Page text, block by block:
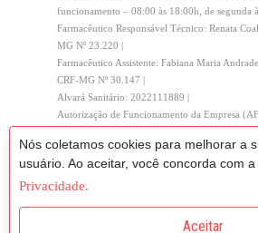
funcionamento – 08:00 às 18:00h, de segunda
Farmacêutico Responsável Técnico: Renata
MG Nº 23.220 |
Farmacêutico Assistente: Fabiana Maria
CRF-MG Nº 30.147 |
Alvará Sanitário: 2022111889 |
Autorização de Funcionamento da Empresa
Fotos meramente ilustrativas.
Preços e condições exclusivos para o site,
Nós coletamos cookies para melhorar a
usuário. Ao aceitar, você concorda com a
Privacidade.
Aceitar